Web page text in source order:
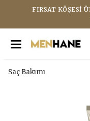
FIRSAT KÖŞESI
Saç Bakımı